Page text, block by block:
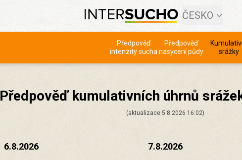
ČESKO
Předpověď
intenzity sucha
Předpověď
nasycení půdy
srážky
Předpověď kumulativních úhrnů
(aktualizace 5.8.2026 16:02)
6.8.2026 7.8.2026